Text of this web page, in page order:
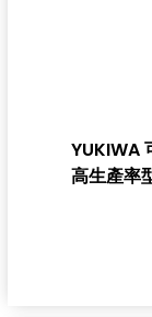
YUKIWA
高生產率